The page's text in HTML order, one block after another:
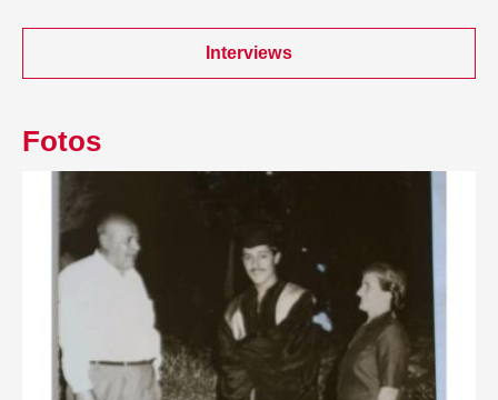
Interviews
Fotos